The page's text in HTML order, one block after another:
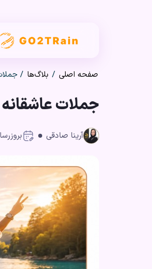
صفحه اصلی / بلاگ‌ها /
جملات
آرینا صادقی بروزرسانی: 20